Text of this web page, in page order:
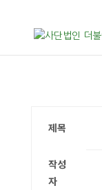
제목
작성
자